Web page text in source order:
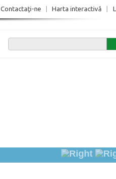
Contactaţi-ne Harta interactivă